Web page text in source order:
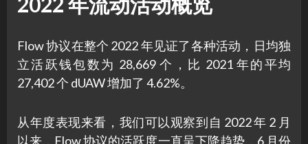
Flow 协议在整个 2022 年见证了各种活动，日均独
立活跃钱包数为 28,669 个，比 2021 年的平均
27,402 个 dUAW 增加了 4.62%。
从年度表现来看，我们可以观察到自 2022 年 2 月
以来，Flow 协议的活跃度一直呈下降趋势，6 月份